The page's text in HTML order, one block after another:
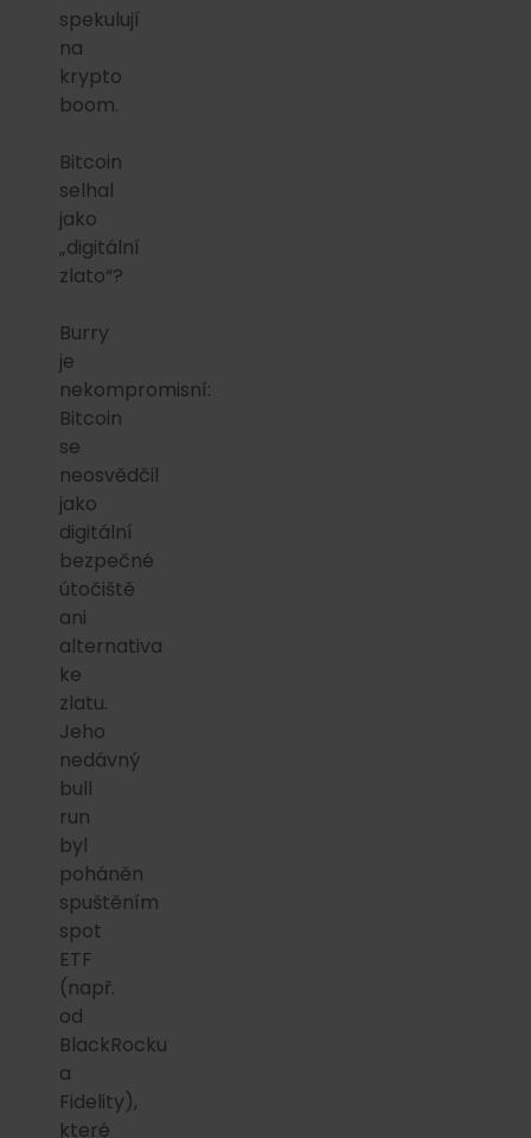
spekulují
na
krypto
boom.
Bitcoin
selhal
jako
„digitální
zlato“?
Burry
je
nekompromisní:
Bitcoin
se
neosvědčil
jako
digitální
bezpečné
útočiště
ani
alternativa
ke
zlatu.
Jeho
nedávný
bull
run
byl
poháněn
spuštěním
spot
ETF
(např.
od
BlackRocku
a
Fidelity),
které